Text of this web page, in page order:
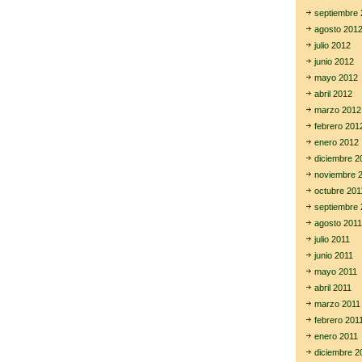
septiembre
agosto 2012
julio 2012
junio 2012
mayo 2012
abril 2012
marzo 2012
febrero
enero 2012
diciembre
noviembre
octubre
septiembre
agosto 2011
julio 2011
junio 2011
mayo 2011
abril 2011
marzo 2011
febrero 2011
enero 2011
diciembre